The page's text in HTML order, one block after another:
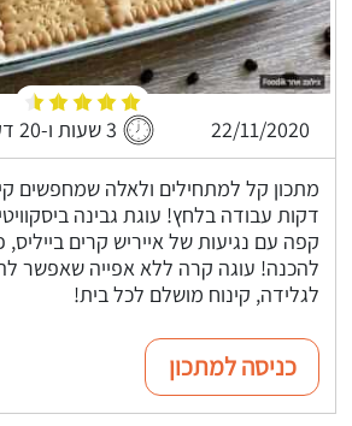
22/11/2020 3 שעות ו-20 דקות
דקות עבודה בלחץ! עוגת גבינה
קפה עם נגיעות של אייריש קרים
להכנה! עוגה קרה ללא אפייה שאפשר
לגלידה, קינוח מושלם לכל בית!
כניסה למתכון